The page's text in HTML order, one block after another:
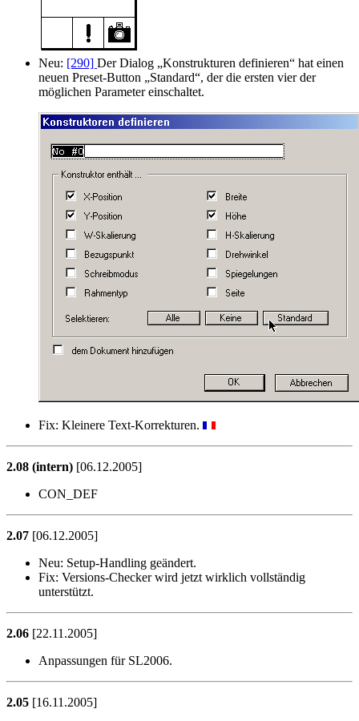
Neu: [290] Der Dialog Konstrukturen definieren
hat einen
neuen Preset-Button
Standard , der die ersten vier der
möglichen Parameter einschaltet.
Fix: Kleinere Text-Korrekturen.
2.08 (intern) [06.12.2005]
CON_DEF
2.07 [06.12.2005]
Neu: Setup-Handling geändert.
Fix: Versions-Checker wird jetzt wirklich vollständig
unterstützt.
2.06 [22.11.2005]
Anpassungen für SL2006.
2.05 [16.11.2005]